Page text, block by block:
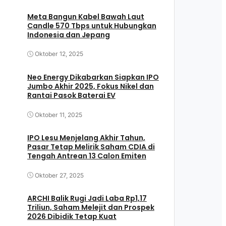
Meta Bangun Kabel Bawah Laut
Candle 570 Tbps untuk Hubungkan
Indonesia dan Jepang
Oktober 12, 2025
Neo Energy Dikabarkan Siapkan IPO
Jumbo Akhir 2025, Fokus Nikel dan
Rantai Pasok Baterai EV
Oktober 11, 2025
IPO Lesu Menjelang Akhir Tahun,
Pasar Tetap Melirik Saham CDIA di
Tengah Antrean 13 Calon Emiten
Oktober 27, 2025
ARCHI Balik Rugi Jadi Laba Rp1,17
Triliun, Saham Melejit dan Prospek
2026 Dibidik Tetap Kuat